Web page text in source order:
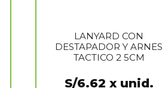
LANYARD CON
DESTAPADOR Y ARNES
TACTICO 2 5CM
S/6.62 x unid.